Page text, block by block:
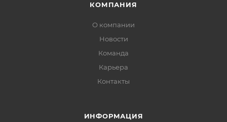
КОМПАНИЯ
О компании
Новости
Команда
Карьера
Контакты
ИНФОРМАЦИЯ